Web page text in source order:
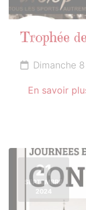
Trophée
Dimanche
En savoir
21
SEPTEMBRE
2024